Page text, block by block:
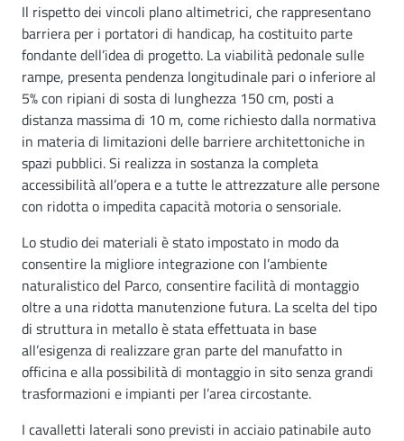
Il rispetto dei vincoli plano altimetrici, che rappresentano
barriera per i portatori di handicap, ha costituito parte
fondante dell’idea di progetto. La viabilità pedonale sulle
rampe, presenta pendenza longitudinale pari o inferiore al
5% con ripiani di sosta di lunghezza 150 cm, posti a
distanza massima di 10 m, come richiesto dalla normativa
in materia di limitazioni delle barriere architettoniche in
spazi pubblici. Si realizza in sostanza la completa
accessibilità all’opera e a tutte le attrezzature alle persone
con ridotta o impedita capacità motoria o sensoriale.
Lo studio dei materiali è stato impostato in modo da
consentire la migliore integrazione con l’ambiente
naturalistico del Parco, consentire facilità di montaggio
oltre a una ridotta manutenzione futura. La scelta del tipo
di struttura in metallo è stata effettuata in base
all’esigenza di realizzare gran parte del manufatto in
officina e alla possibilità di montaggio in sito senza grandi
trasformazioni e impianti per l’area circostante.
I cavalletti laterali sono previsti in acciaio patinabile auto